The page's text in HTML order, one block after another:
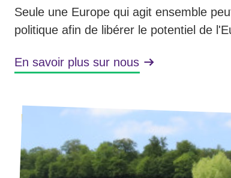
Seule une Europe qui agit ensemble
politique afin de libérer le potentiel de
En savoir plus sur nous